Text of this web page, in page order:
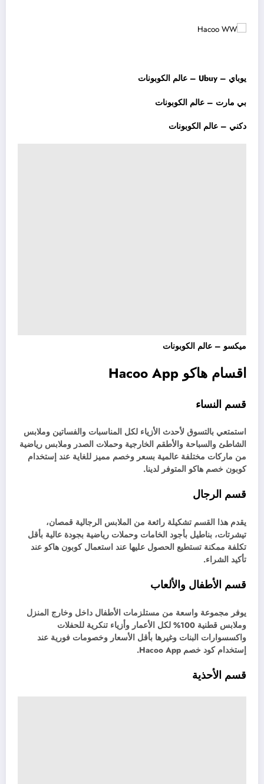
يوباي – Ubuy – عالم الكوبونات
بي مارت – عالم الكوبونات
دكني – عالم الكوبونات
ميكسو – عالم الكوبونات
اقسام هاكو Hacoo App
قسم النساء
استمتعي بالتسوق لأحدث الأزياء لكل المناسبات والفساتين وملابس
الشاطئ والسباحة والأطقم الخارجية وحملات الصدر وملابس رياضية
من ماركات مختلفة عالمية بسعر وخصم مميز للغاية عند إستخدام
كوبون خصم هاكو المتوفر لدينا.
قسم الرجال
يقدم هذا القسم تشكيلة رائعة من الملابس الرجالية قمصان،
تيشرتات، بناطيل بأجود الخامات وحملات رياضية بجودة عالية بأقل
تكلفة ممكنة تستطيع الحصول عليها عند استعمال كوبون هاكو عند
تأكيد الشراء.
قسم الأطفال والألعاب
يوفر مجموعة واسعة من مستلزمات الأطفال داخل وخارج المنزل
وملابس قطنية 100% لكل الأعمار وأزياء تنكرية للحفلات
واكسسوارات البنات وغيرها بأقل الأسعار وخصومات فورية عند
إستخدام كود خصم Hacoo App.
قسم الأحذية